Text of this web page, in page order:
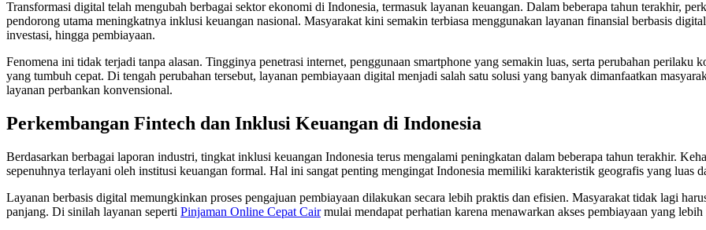
Transformasi digital telah mengubah berbagai sektor ekonomi di Indonesia, termasuk layanan keuangan. Dalam beberapa tahun terakhir,
pendorong utama meningkatnya inklusi keuangan nasional. Masyarakat kini semakin terbiasa menggunakan layanan finansial berbasis
investasi, hingga pembiayaan.
Fenomena ini tidak terjadi tanpa alasan. Tingginya penetrasi internet, penggunaan smartphone yang semakin luas, serta perubahan perilaku
yang tumbuh cepat. Di tengah perubahan tersebut, layanan pembiayaan digital menjadi salah satu solusi yang banyak dimanfaatkan
layanan perbankan konvensional.
Perkembangan Fintech dan Inklusi Keuangan di Indonesia
Berdasarkan berbagai laporan industri, tingkat inklusi keuangan Indonesia terus mengalami peningkatan dalam beberapa tahun terakhir.
sepenuhnya terlayani oleh institusi keuangan formal. Hal ini sangat penting mengingat Indonesia memiliki karakteristik geografis yang luas
Layanan berbasis digital memungkinkan proses pengajuan pembiayaan dilakukan secara lebih praktis dan efisien. Masyarakat tidak lagi
panjang. Di sinilah layanan seperti Pinjaman Online Cepat Cairmulai mendapat perhatian karena menawarkan akses pembiayaan yang